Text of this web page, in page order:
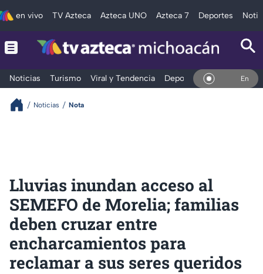
en vivo TV Azteca Azteca UNO Azteca 7 Deportes
Noticias Turismo Viral y Tendencia Deportes Espectáculos
En Vivo
Noticias Nota
Lluvias inundan acceso al
SEMEFO de Morelia; familias
deben cruzar entre
encharcamientos para
reclamar a sus seres queridos